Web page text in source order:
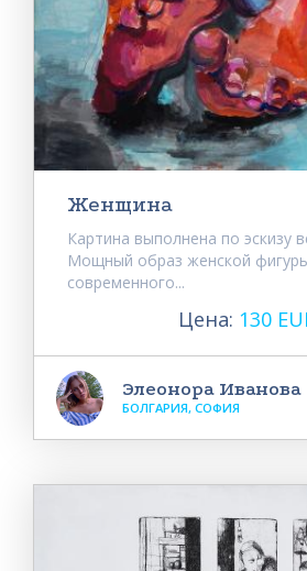
Женщина
Картина выполнена по эскизу
Мощный образ женской
современного...
Цена: 130
Элеонора Иванова
БОЛГАРИЯ, СОФИЯ